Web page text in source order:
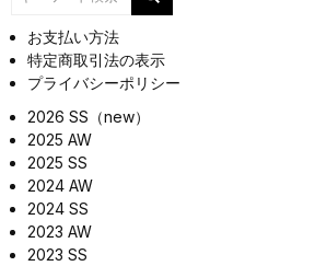
お支払い方法
特定商取引法の表示
プライバシーポリシー
2026 SS（new）
2025 AW
2025 SS
2024 AW
2024 SS
2023 AW
2023 SS